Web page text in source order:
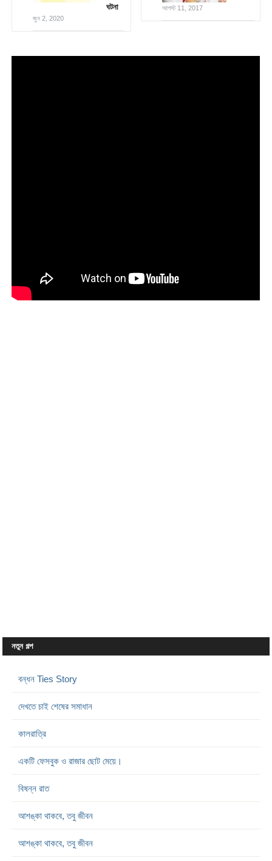
ঘটনা
জুন 2, 2020
আগস্ট 11, 2017
নতুন গল্প
বন্ধন Ties Story
দেখতে চাই শেষের সমাধান
কালরাত্রি
একটি ফেসবুক ও রাজার ছোট মেয়ে।
বিষন্ন রাত
আশঙ্কা থাকবে, তবু জীবন
আশঙ্কা থাকবে, তবু জীবন